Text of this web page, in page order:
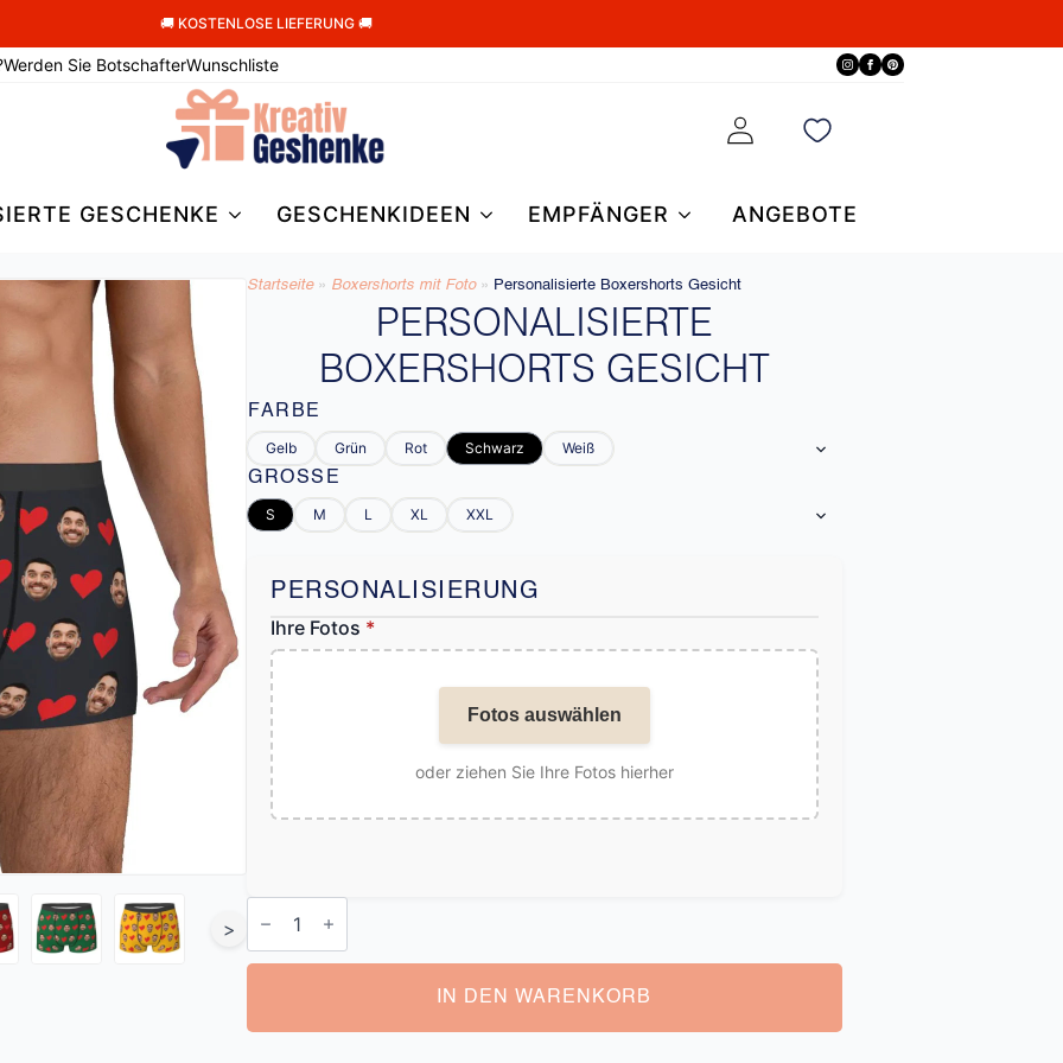
🚚 KOSTENLOSE LIEFERUNG 🚚
Werden Sie BotschafterWunschliste
GESCHENKE GESCHENKIDEEN EMPFÄNGER ANGEBOTE
>
Startseite » Boxershorts mit Foto » Personalisierte Boxershorts Gesicht
PERSONALISIERTE
BOXERSHORTS GESICHT
FARBE
Gelb Grün Rot Schwarz Weiß
GRÖSSE
S M L XL XXL
PERSONALISIERUNG
Ihre Fotos *
Fotos auswählen
oder ziehen Sie Ihre Fotos hierher
Personalisierte
Boxershorts
Menge
IN DEN WARENKORB